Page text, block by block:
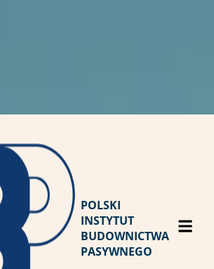
POLSKI
INSTYTUT
BUDOWNICTWA
PASYWNEGO